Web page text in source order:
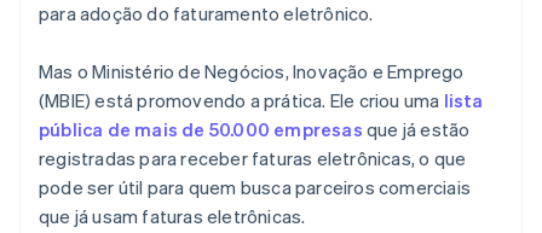
para adoção do faturamento eletrônico.
Mas o Ministério de Negócios, Inovação e Emprego
(MBIE) está promovendo a prática. Ele criou uma lista
pública de mais de 50.000 empresas que já estão
registradas para receber faturas eletrônicas, o que
pode ser útil para quem busca parceiros comerciais
que já usam faturas eletrônicas.